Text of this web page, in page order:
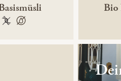
100 % gentechnikfrei
100 % palmölfrei
Bio